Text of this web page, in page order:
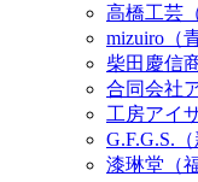
高橋工芸
mizuiro（
柴田慶信
合同会社
工房アイ
G.F.G.S.（
漆琳堂（